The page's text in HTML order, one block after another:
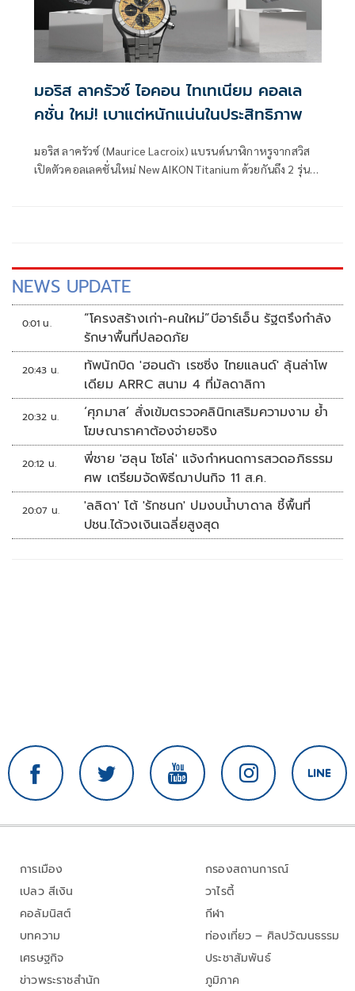
มอริส ลาครัวซ์ ไอคอน ไทเทเนียม คอลเล
คชั่น ใหม่! เบาแต่หนักแน่นในประสิทธิภาพ
มอริส ลาครัวซ์ (Maurice Lacroix) แบรนด์นาฬิกาหรูจากสวิส
เปิดตัวคอลเลคชั่นใหม่ New AIKON Titanium ด้วยกันถึง 2 รุ่น
NEWS UPDATE
0:01 น.
“โครงสร้างเก่า-คนใหม่”บีอาร์เอ็น รัฐตรึงกำลัง
รักษาพื้นที่ปลอดภัย
20:43 น.
ทัพนักบิด 'ฮอนด้า เรซซิ่ง ไทยแลนด์' ลุ้นล่าโพ
เดียม ARRC สนาม 4 ที่มัลดาลิกา
20:32 น.
‘ศุภมาส’ สั่งเข้มตรวจคลินิกเสริมความงาม ย้ำ
โฆษณาราคาต้องจ่ายจริง
20:12 น.
พี่ชาย 'ฮลุน โซโล่' แจ้งกำหนดการสวดอภิธรรม
ศพ เตรียมจัดพิธีฌาปนกิจ 11 ส.ค.
20:07 น.
'ลลิดา' โต้ 'รักชนก' ปมงบน้ำบาดาล ชี้พื้นที่
ปชน.ได้วงเงินเฉลี่ยสูงสุด
การเมือง
เปลว สีเงิน
คอลัมนิสต์
บทความ
เศรษฐกิจ
ข่าวพระราชสำนัก
กรองสถานการณ์
วาไรตี้
กีฬา
ท่องเที่ยว – ศิลปวัฒนธรรม
ประชาสัมพันธ์
ภูมิภาค